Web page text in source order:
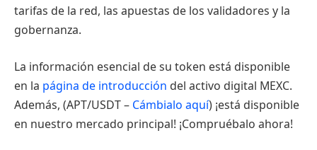
tarifas de la red, las apuestas de los validadores y la
gobernanza.
La información esencial de su token está disponible
en la página de introducción del activo digital MEXC.
Además, (APT/USDT – Cámbialo aquí) ¡está disponible
en nuestro mercado principal! ¡Compruébalo ahora!